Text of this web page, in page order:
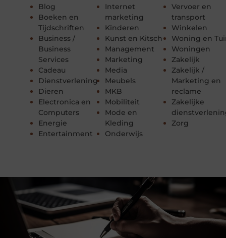
Blog
Boeken en
Tijdschriften
Business /
Business
Services
Cadeau
Dienstverlening
Dieren
Electronica en
Computers
Energie
Entertainment
Internet
marketing
Kinderen
Kunst en Kitsch
Management
Marketing
Media
Meubels
MKB
Mobiliteit
Mode en
Kleding
Onderwijs
Vervoer en
transport
Winkelen
Woning en
Woningen
Zakelijk
Zakelijk /
Marketing en
reclame
Zakelijke
Zorg